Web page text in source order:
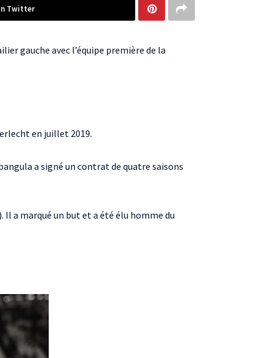
Twitter
gauche avec l’équipe première de la
en juillet 2019.
a signé un contrat de quatre saisons
Il a marqué un but et a été élu homme du